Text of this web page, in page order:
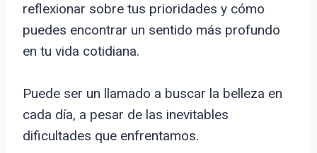
reflexionar sobre tus prioridades y cómo
puedes encontrar un sentido más profundo
en tu vida cotidiana.
Puede ser un llamado a buscar la belleza en
cada día, a pesar de las inevitables
dificultades que enfrentamos.